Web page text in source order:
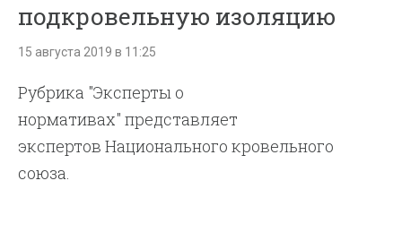
подкровельную изоляцию
15 августа 2019 в 11:25
Рубрика "Эксперты о
нормативах" представляет
экспертов Национального кровельного
союза.